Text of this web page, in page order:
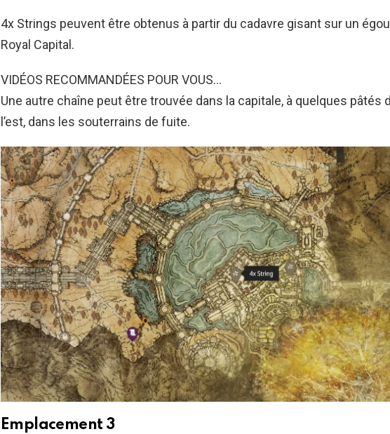
4x Strings peuvent être obtenus à partir du cadavre gisant sur un
Royal Capital.
VIDÉOS RECOMMANDÉES POUR VOUS…
Une autre chaîne peut être trouvée dans la capitale, à quelques pâtés
l’est, dans les souterrains de fuite.
Emplacement 3